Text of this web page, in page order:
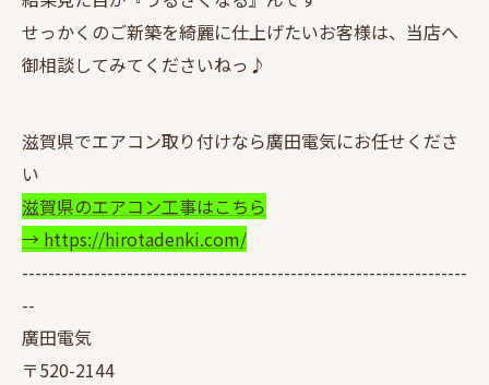
せっかくのご新築を綺麗に仕上げたいお客様は、当店へ
御相談してみてくださいねっ♪
滋賀県でエアコン取り付けなら廣田電気にお任せくださ
い
滋賀県のエアコン工事はこちら
→ https://hirotadenki.com/
--------------------------------------------------------------------
--
廣田電気
〒520-2144